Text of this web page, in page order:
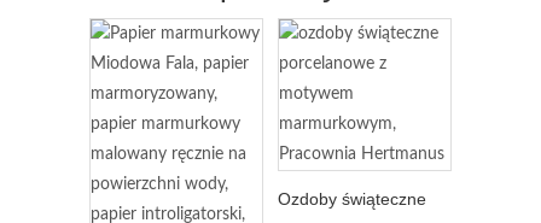
Ozdoby świąteczne